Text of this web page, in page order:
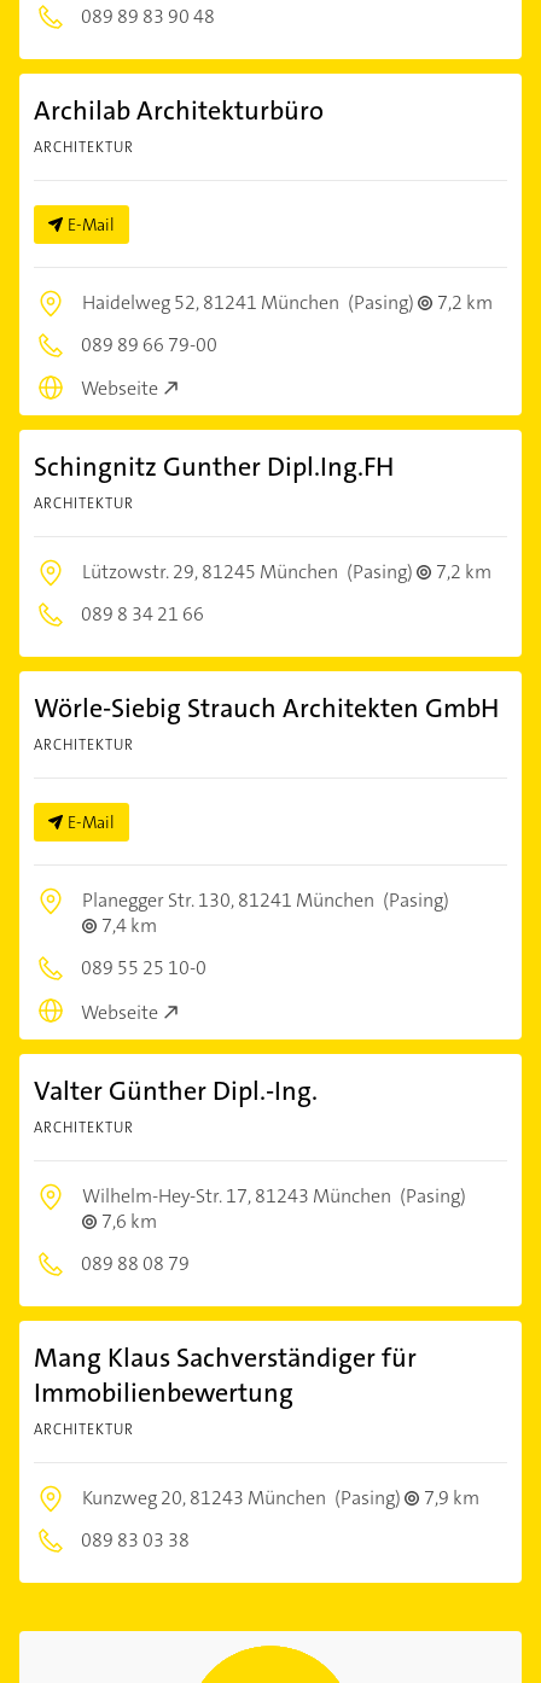
089 89 83 90 48
Archilab Architekturbüro
ARCHITEKTUR
E-Mail
Haidelweg 52,81241 München (Pasing)
7,2 km
089 89 66 79-00
Webseite
Schingnitz Gunther Dipl.Ing.FH
ARCHITEKTUR
Lützowstr. 29,81245 München (Pasing)
7,2 km
089 8 34 21 66
Wörle-Siebig Strauch Architekten GmbH
ARCHITEKTUR
E-Mail
Planegger Str. 130,81241 München (Pasing)
7,4 km
089 55 25 10-0
Webseite
Valter Günther Dipl.-Ing.
ARCHITEKTUR
Wilhelm-Hey-Str. 17,81243 München (Pasing)
7,6 km
089 88 08 79
Mang Klaus Sachverständiger für
Immobilienbewertung
ARCHITEKTUR
Kunzweg 20,81243 München (Pasing)
7,9 km
089 83 03 38